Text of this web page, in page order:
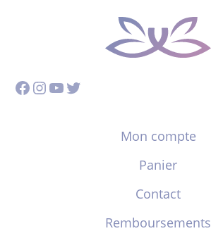
Facebook
Instagram
YouTube
Twitter
Mon compte
Panier
Contact
Remboursements